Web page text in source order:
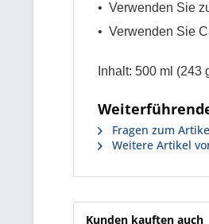
• Verwenden Sie
• Verwenden Sie
Inhalt: 500 ml (243
Fragen zum
Weitere Artikel
Kunden kauften auch